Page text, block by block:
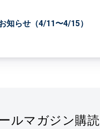
知らせ（4/11〜4/15）
ルマガジン購読